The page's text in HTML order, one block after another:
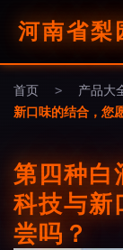
河南省梨
首页 > 产品大
新口味的结合，您
第四种白
科技与新
尝吗？